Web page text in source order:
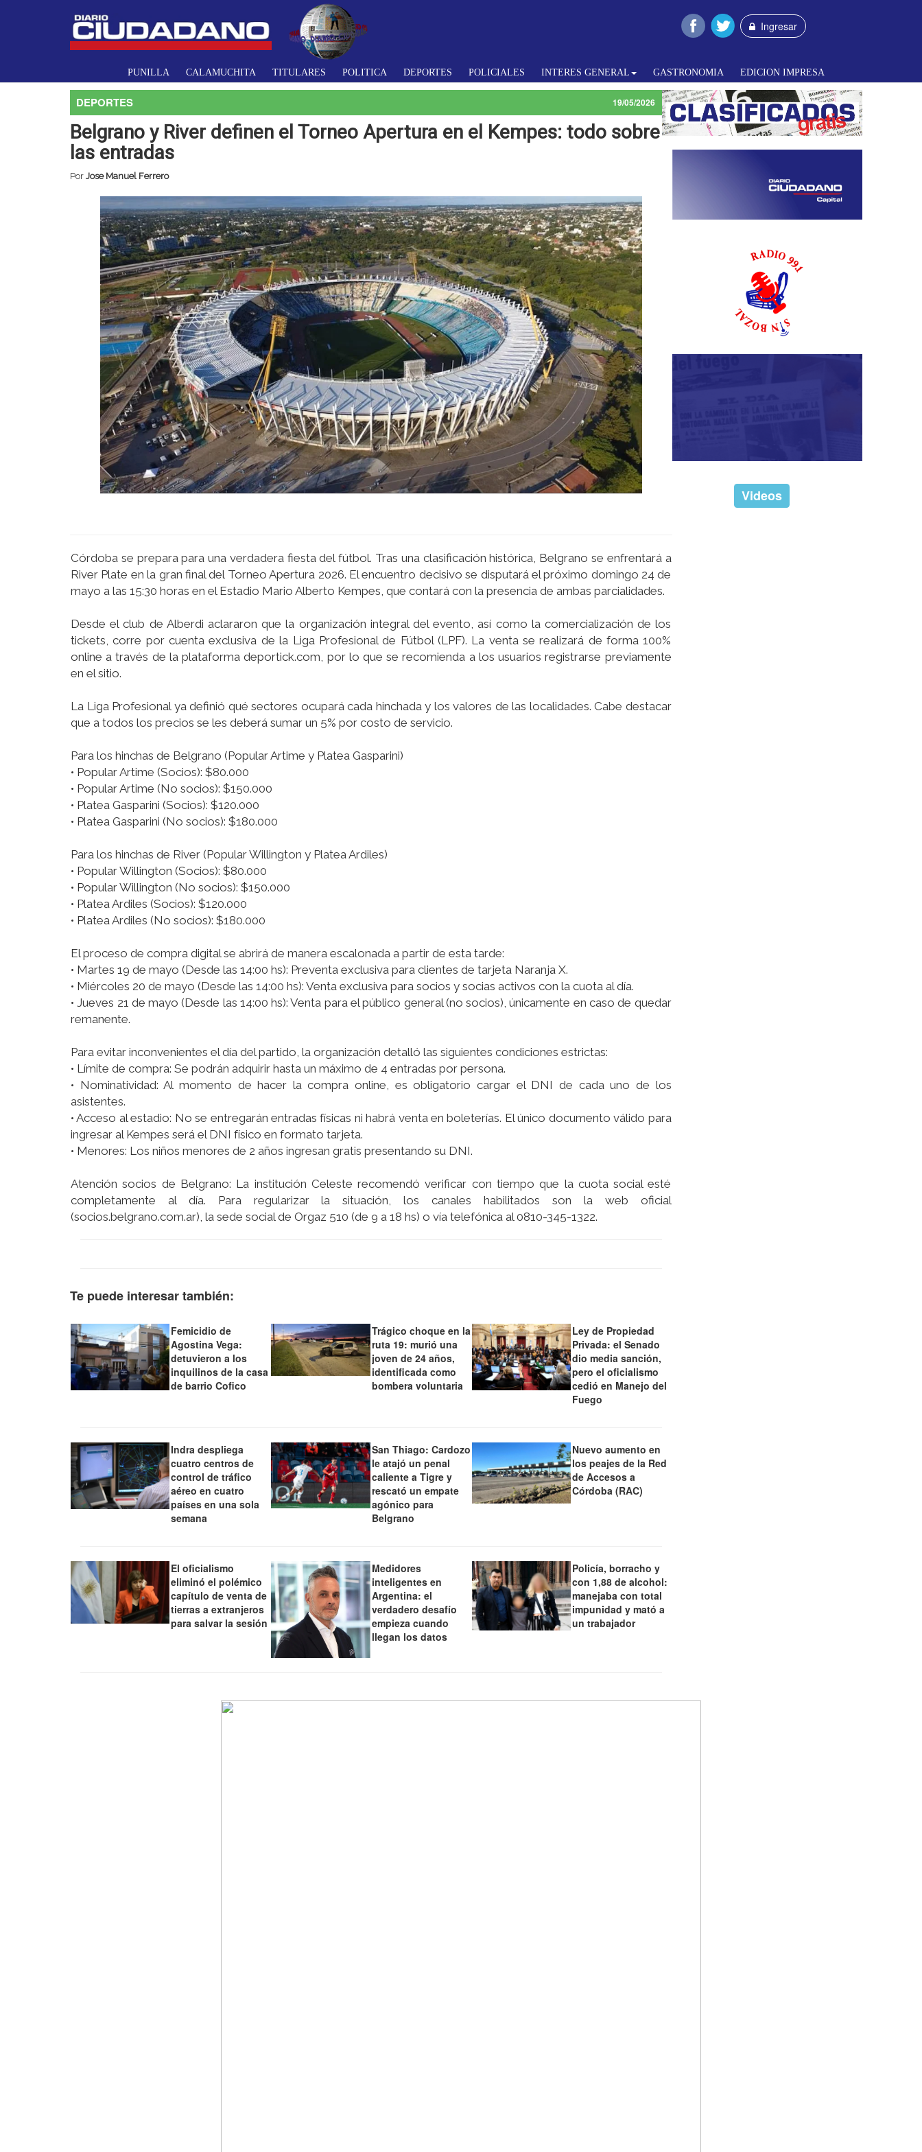
Ingresar
PUNILLA CALAMUCHITA TITULARES POLITICA DEPORTES POLICIALES INTERES GENERAL GASTRONOMIA EDICION IMPRESA
DEPORTES 19/05/2026
Belgrano y River definen el Torneo Apertura en el Kempes: todo sobre
las entradas
Por Jose Manuel Ferrero
Córdoba se prepara para una verdadera fiesta del fútbol. Tras una clasificación histórica, Belgrano se enfrentará a
River Plate en la gran final del Torneo Apertura 2026. El encuentro decisivo se disputará el próximo domingo 24 de
mayo a las 15:30 horas en el Estadio Mario Alberto Kempes, que contará con la presencia de ambas parcialidades.
Desde el club de Alberdi aclararon que la organización integral del evento, así como la comercialización de los
tickets, corre por cuenta exclusiva de la Liga Profesional de Fútbol (LPF). La venta se realizará de forma 100%
online a través de la plataforma deportick.com, por lo que se recomienda a los usuarios registrarse previamente
en el sitio.
La Liga Profesional ya definió qué sectores ocupará cada hinchada y los valores de las localidades. Cabe destacar
que a todos los precios se les deberá sumar un 5% por costo de servicio.
Para los hinchas de Belgrano (Popular Artime y Platea Gasparini)
• Popular Artime (Socios): $80.000
• Popular Artime (No socios): $150.000
• Platea Gasparini (Socios): $120.000
• Platea Gasparini (No socios): $180.000
Para los hinchas de River (Popular Willington y Platea Ardiles)
• Popular Willington (Socios): $80.000
• Popular Willington (No socios): $150.000
• Platea Ardiles (Socios): $120.000
• Platea Ardiles (No socios): $180.000
El proceso de compra digital se abrirá de manera escalonada a partir de esta tarde:
• Martes 19 de mayo (Desde las 14:00 hs): Preventa exclusiva para clientes de tarjeta Naranja X.
• Miércoles 20 de mayo (Desde las 14:00 hs): Venta exclusiva para socios y socias activos con la cuota al día.
• Jueves 21 de mayo (Desde las 14:00 hs): Venta para el público general (no socios), únicamente en caso de quedar
remanente.
Para evitar inconvenientes el día del partido, la organización detalló las siguientes condiciones estrictas:
• Límite de compra: Se podrán adquirir hasta un máximo de 4 entradas por persona.
• Nominatividad: Al momento de hacer la compra online, es obligatorio cargar el DNI de cada uno de los
asistentes.
• Acceso al estadio: No se entregarán entradas físicas ni habrá venta en boleterías. El único documento válido para
ingresar al Kempes será el DNI físico en formato tarjeta.
• Menores: Los niños menores de 2 años ingresan gratis presentando su DNI.
Atención socios de Belgrano: La institución Celeste recomendó verificar con tiempo que la cuota social esté
completamente al día. Para regularizar la situación, los canales habilitados son la web oficial
(socios.belgrano.com.ar), la sede social de Orgaz 510 (de 9 a 18 hs) o vía telefónica al 0810-345-1322.
Te puede interesar también:
Femicidio de
Agostina Vega:
detuvieron a los
inquilinos de la casa
de barrio Cofico
Trágico choque en la
ruta 19: murió una
joven de 24 años,
identificada como
bombera voluntaria
Ley de Propiedad
Privada: el Senado
dio media sanción,
pero el oficialismo
cedió en Manejo del
Fuego
Indra despliega
cuatro centros de
control de tráfico
aéreo en cuatro
países en una sola
semana
San Thiago: Cardozo
le atajó un penal
caliente a Tigre y
rescató un empate
agónico para
Belgrano
Nuevo aumento en
los peajes de la Red
de Accesos a
Córdoba (RAC)
El oficialismo
eliminó el polémico
capítulo de venta de
tierras a extranjeros
para salvar la sesión
Medidores
inteligentes en
Argentina: el
verdadero desafío
empieza cuando
llegan los datos
Policía, borracho y
con 1,88 de alcohol:
manejaba con total
impunidad y mató a
un trabajador
Videos